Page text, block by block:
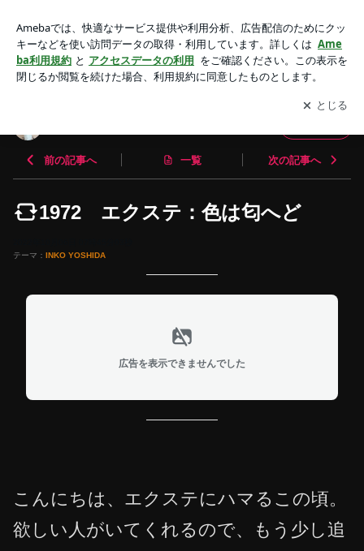
アプリをダウンロードして ブログの更新通知
を受け取りまし
ょう。
開く
前の記事へ 一覧 次の記事へ
1972 エクステ：色は匂へど
テーマ： INKO YOSHIDA
広告を表示できませんでした
こんにちは、エクステにハマるこの頃。
欲しい人がいてくれるので、もう少し追